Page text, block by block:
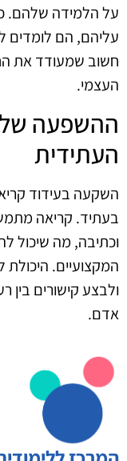
על הלמידה שלהם.
עליהם, הם לומדים
חשוב שמעודד את
העצמי.
ההשפעה
העתידית
השקעה בעידוד
בעתיד. קריאה
וכתיבה, מה שיכול
המקצועיים.
ולבצע קישורים בין
אדם.